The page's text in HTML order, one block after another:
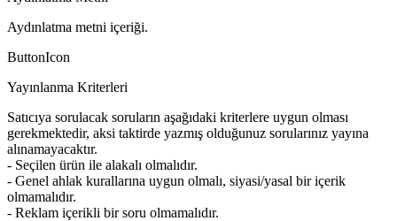
Aydınlatma metni içeriği.
ButtonIcon
Yayınlanma Kriterleri
Satıcıya sorulacak soruların aşağıdaki kriterlere uygun olması
gerekmektedir, aksi taktirde yazmış olduğunuz sorularınız yayına
alınamayacaktır.
- Seçilen ürün ile alakalı olmalıdır.
- Genel ahlak kurallarına uygun olmalı, siyasi/yasal bir içerik
olmamalıdır.
- Reklam içerikli bir soru olmamalıdır.